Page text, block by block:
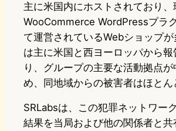
主に米国内にホストされており、
WooCommerce WordPressプラ
て運営されているWebショップ
は主に米国と西ヨーロッパから報
り、グループの主要な活動拠点が
め、同地域からの被害者はほとん
SRLabsは、この犯罪ネットワー
結果を当局および他の関係者と